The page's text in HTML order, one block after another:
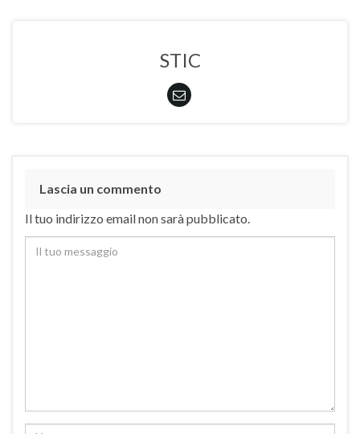
STIC
Lascia un commento
Il tuo indirizzo email non sarà pubblicato.